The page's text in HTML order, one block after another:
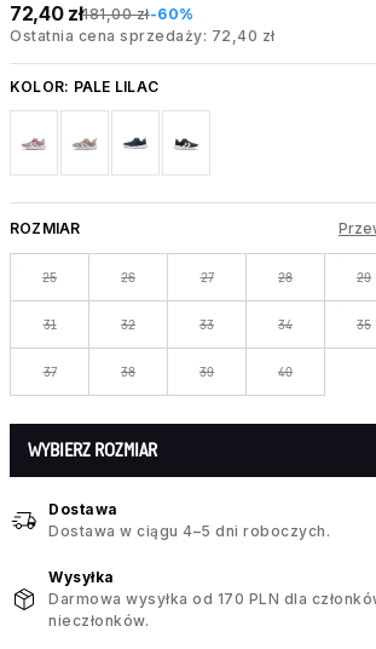
72,40 zł181,00 zł-60%
Ostatnia cena sprzedaży: 72,40 zł
KOLOR: PALE LILAC
ROZMIAR
25 26 27 28 29
31 32 33 34 35
37 38 39 40
WYBIERZ ROZMIAR
Dostawa
Dostawa w ciągu 4–5 dni roboczych.
Wysyłka
Darmowa wysyłka od 170 PLN dla
nieczłonków.